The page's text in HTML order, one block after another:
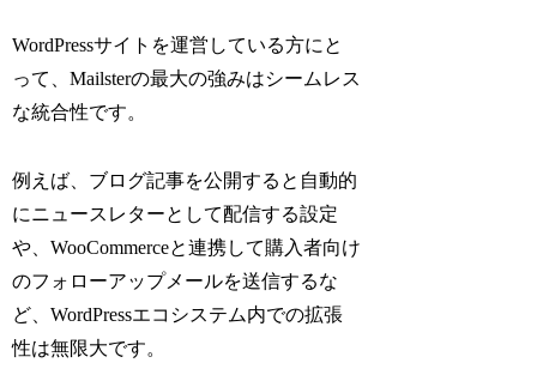
WordPressサイトを運営している方にと
って、Mailsterの最大の強みはシームレス
な統合性です。
例えば、ブログ記事を公開すると自動的
にニュースレターとして配信する設定
や、WooCommerceと連携して購入者向け
のフォローアップメールを送信するな
ど、WordPressエコシステム内での拡張
性は無限大です。